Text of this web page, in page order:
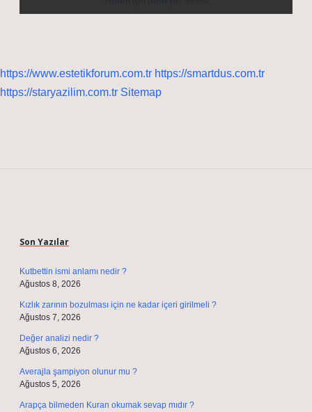
https://www.estetikforum.com.tr https://smartdus.com.tr
https://staryazilim.com.tr Sitemap
Son Yazılar
Kutbettin ismi anlamı nedir ?
Ağustos 8, 2026
Kızlık zarının bozulması için ne kadar içeri girilmeli ?
Ağustos 7, 2026
Değer analizi nedir ?
Ağustos 6, 2026
Averajla şampiyon olunur mu ?
Ağustos 5, 2026
Arapça bilmeden Kuran okumak sevap mıdır ?